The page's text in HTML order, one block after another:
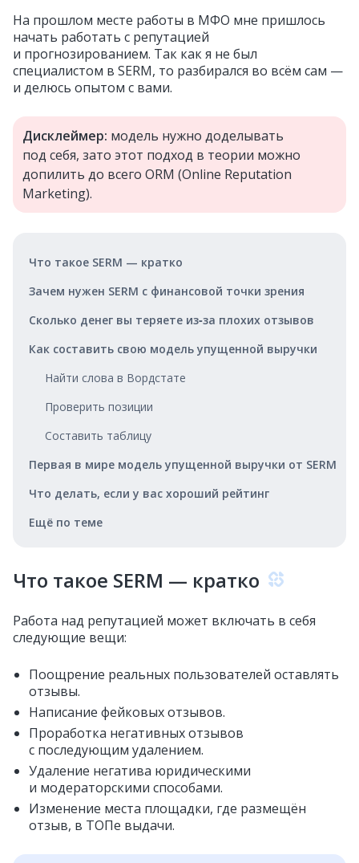
На прошлом месте работы в МФО мне пришлось
начать работать с репутацией
и прогнозированием. Так как я не был
специалистом в SERM, то разбирался во всём сам —
и делюсь опытом с вами.
Дисклеймер: модель нужно доделывать
под себя, зато этот подход в теории можно
допилить до всего ORM (Online Reputation
Marketing).
Что такое SERM — кратко
Зачем нужен SERM с финансовой точки зрения
Сколько денег вы теряете из‑за плохих отзывов
Как составить свою модель упущенной выручки
Найти слова в Вордстате
Проверить позиции
Составить таблицу
Первая в мире модель упущенной выручки от SERM
Что делать, если у вас хороший рейтинг
Ещё по теме
Что такое SERM — кратко
Работа над репутацией может включать в себя
следующие вещи:
Поощрение реальных пользователей оставлять
отзывы.
Написание фейковых отзывов.
Проработка негативных отзывов
с последующим удалением.
Удаление негатива юридическими
и модераторскими способами.
Изменение места площадки, где размещён
отзыв, в ТОПе выдачи.